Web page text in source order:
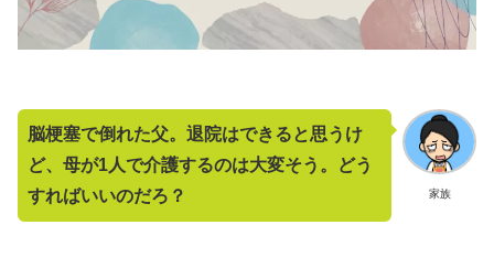
家族
脳梗塞で倒れた父。退院はできると思うけ
ど、母が1人で介護するのは大変そう。どう
すればいいのだろ？